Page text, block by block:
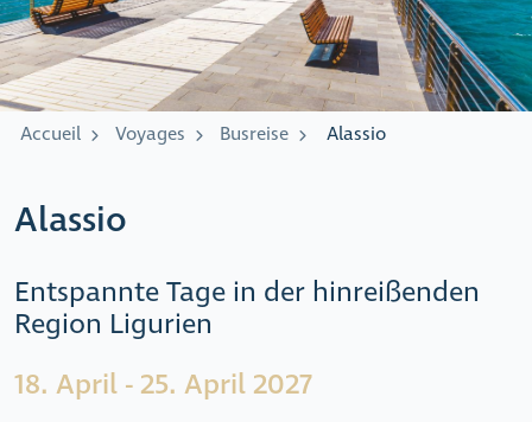
Accueil Voyages Busreise Alassio
Alassio
Entspannte Tage in der hinreißenden
Region Ligurien
18. April - 25. April 2027